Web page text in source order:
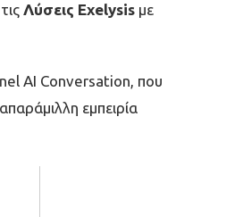
Λύσεις Exelysis με
AI Conversation, που
εμπειρία